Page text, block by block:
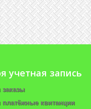
учетная запись
заказы
платёжные квитанции